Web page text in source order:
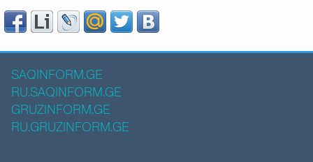
SAQINFORM.GE
RU.SAQINFORM.GE
GRUZINFORM.GE
RU.GRUZINFORM.GE